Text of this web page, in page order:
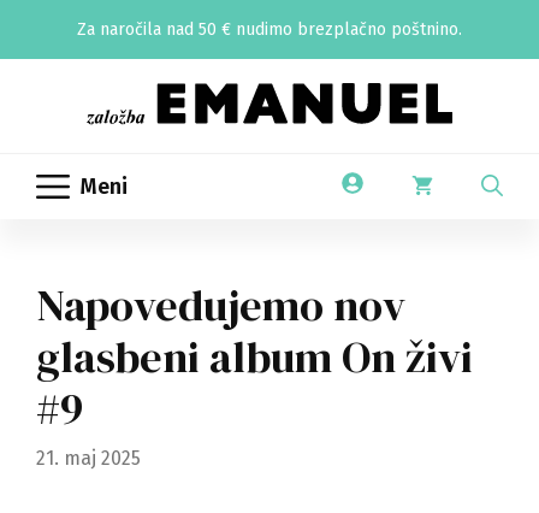
Za naročila nad 50 € nudimo brezplačno poštnino.
Meni
Napovedujemo nov
glasbeni album On živi
#9
21. maj 2025